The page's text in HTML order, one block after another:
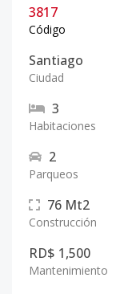
3817
Código
Santiago
Ciudad
3
Habitaciones
2
Parqueos
76 Mt2
Construcción
RD$ 1,500
Mantenimiento